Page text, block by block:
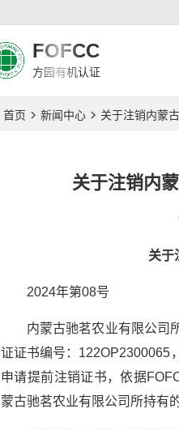
FOFCC
方园有机认证
首页 新闻中心 关于注销内蒙
关于注销内
关于
2024年第08号
内蒙古驰茗农业有限公司
证证书编号：122OP2300065
申请提前注销证书，依据
蒙古驰茗农业有限公司所持有